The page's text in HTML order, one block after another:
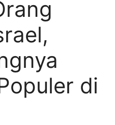
di